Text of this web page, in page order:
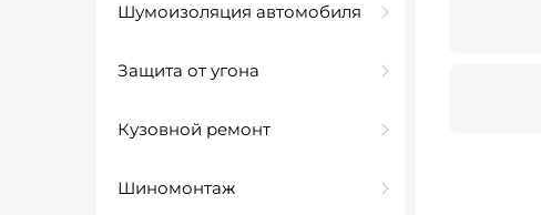
Шумоизоляция автомобиля
Защита от угона
Кузовной ремонт
Шиномонтаж